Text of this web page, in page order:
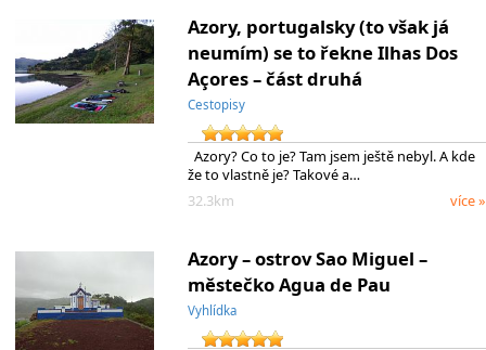
Azory, portugalsky (to však já
neumím) se to řekne Ilhas Dos
Açores – část druhá
Cestopisy
Azory? Co to je? Tam jsem ještě nebyl. A kde
že to vlastně je? Takové a…
32.3km
více »
Azory – ostrov Sao Miguel –
městečko Agua de Pau
Vyhlídka